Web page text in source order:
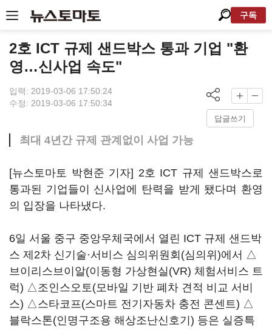
구독
2호 ICT 규제 샌드박스 통과 기업 "환
영…신사업 속도"
입력: 2019-03-06 17:50:24
수정: 2019-03-06 17:50:34
답글쓰기
최대 4년간 규제 관계없이 사업 가능
[뉴스토마토 박현준 기자] 2호 ICT 규제 샌드박스로
통과된 기업들이 신사업에 탄력을 받게 됐다며 환영
의 입장을 나타냈다.
6일 서울 중구 중앙우체국에서 열린 ICT 규제 샌드박
스 제2차 신기술·서비스 심의위원회(심의위)에서 △
브이리스브이알(이동형 가상현실(VR) 체험서비스 트
럭) △조인스오토(모바일 기반 폐차 견적 비교 서비
스) △스타코프(스마트 전기자동차 충전 콘센트) △
블락스톤(인명구조용 해상조난신호기) 등은 실증특